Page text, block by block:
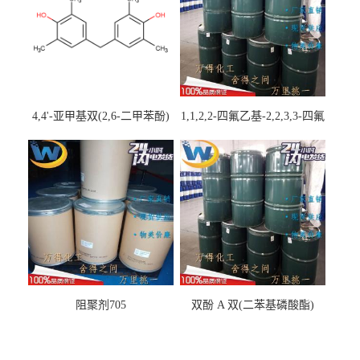
4,4'-亚甲基双(2,6-二甲苯酚)
1,1,2,2-四氟乙基-2,2,3,3-四氟
阻聚剂705 双酚 A 双(二苯基磷酸酯)